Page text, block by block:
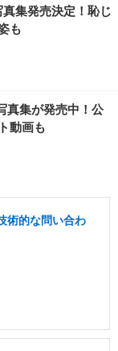
集発売決定！恥じ
も
真集が発売中！公
動画も
術的な問い合わ